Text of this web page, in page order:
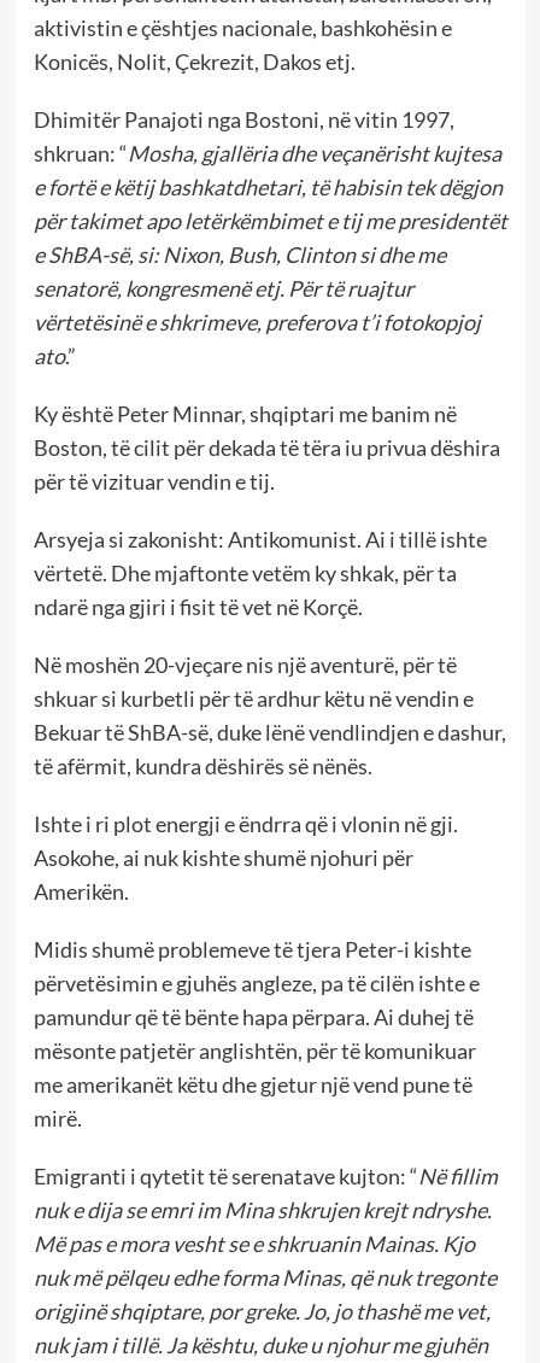
aktivistin e çështjes nacionale, bashkohësin e
Konicës, Nolit, Çekrezit, Dakos etj.
Dhimitër Panajoti nga Bostoni, në vitin 1997,
shkruan: “Mosha, gjallëria dhe veçanërisht kujtesa
e fortë e këtij bashkatdhetari, të habisin tek dëgjon
për takimet apo letërkëmbimet e tij me presidentët
e ShBA-së, si: Nixon, Bush, Clinton si dhe me
senatorë, kongresmenë etj. Për të ruajtur
vërtetësinë e shkrimeve, preferova t’i fotokopjoj
ato.”
Ky është Peter Minnar, shqiptari me banim në
Boston, të cilit për dekada të tëra iu privua dëshira
për të vizituar vendin e tij.
Arsyeja si zakonisht: Antikomunist. Ai i tillë ishte
vërtetë. Dhe mjaftonte vetëm ky shkak, për ta
ndarë nga gjiri i fisit të vet në Korçë.
Në moshën 20-vjeçare nis një aventurë, për të
shkuar si kurbetli për të ardhur këtu në vendin e
Bekuar të ShBA-së, duke lënë vendlindjen e dashur,
të afërmit, kundra dëshirës së nënës.
Ishte i ri plot energji e ëndrra që i vlonin në gji.
Asokohe, ai nuk kishte shumë njohuri për
Amerikën.
Midis shumë problemeve të tjera Peter-i kishte
përvetësimin e gjuhës angleze, pa të cilën ishte e
pamundur që të bënte hapa përpara. Ai duhej të
mësonte patjetër anglishtën, për të komunikuar
me amerikanët këtu dhe gjetur një vend pune të
mirë.
Emigranti i qytetit të serenatave kujton: “Në fillim
nuk e dija se emri im Mina shkrujen krejt ndryshe.
Më pas e mora vesht se e shkruanin Mainas. Kjo
nuk më pëlqeu edhe forma Minas, që nuk tregonte
origjinë shqiptare, por greke. Jo, jo thashë me vet,
nuk jam i tillë. Ja kështu, duke u njohur me gjuhën